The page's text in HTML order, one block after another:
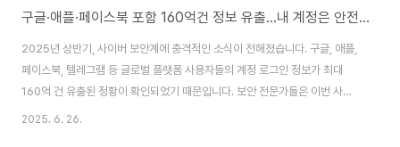
구글·애플·페이스북 포함 160억건 정보 유출…내 계정은 안전한가?
2025년 상반기, 사이버 보안계에 충격적인 소식이 전해졌습니다. 구글, 애플,
페이스북, 텔레그램 등 글로벌 플랫폼 사용자들의 계정 로그인 정보가 최대
160억 건 유출된 정황이 확인되었기 때문입니다. 보안 전문가들은 이번 사태
를 전례 없는 대규모 유출 사건으로 규정하고, 즉각적인 비밀번호 변경과 보안
2025. 6. 26.